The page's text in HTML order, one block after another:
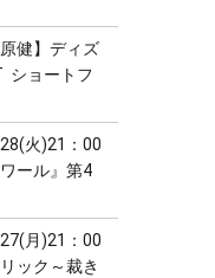
健】ディズ
ショートフ
火)21：00
ール』第4
月)21：00
ック～裁き